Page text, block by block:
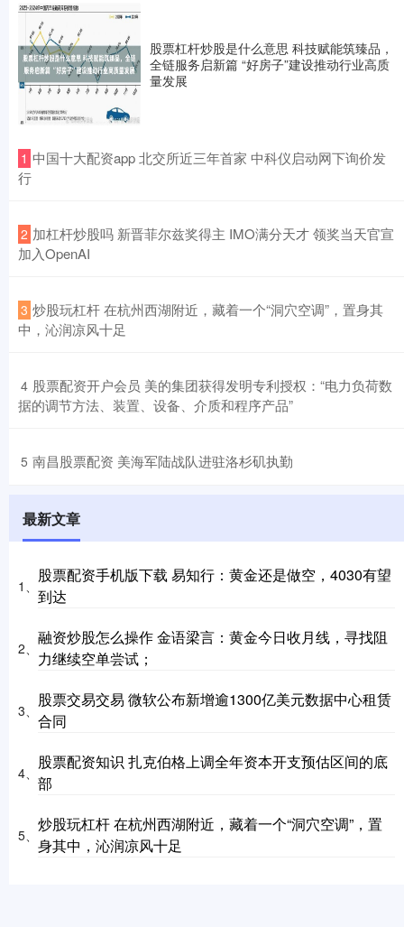
股票杠杆炒股是什么意思 科技赋能筑臻品，
全链服务启新篇 “好房子”建设推动行业高质
量发展
1 ​中国十大配资app 北交所近三年首家 中科仪启动网下询价发
行
2 ​加杠杆炒股吗 新晋菲尔兹奖得主 IMO满分天才 领奖当天官宣
加入OpenAI
3 ​炒股玩杠杆 在杭州西湖附近，藏着一个“洞穴空调”，置身其
中，沁润凉风十足
4 ​股票配资开户会员 美的集团获得发明专利授权：“电力负荷数
据的调节方法、装置、设备、介质和程序产品”
5 ​南昌股票配资 美海军陆战队进驻洛杉矶执勤
最新文章
1、
股票配资手机版下载 易知行：黄金还是做空，4030有望
到达
2、
融资炒股怎么操作 金语梁言：黄金今日收月线，寻找阻
力继续空单尝试；
3、
股票交易交易 微软公布新增逾1300亿美元数据中心租赁
合同
4、
股票配资知识 扎克伯格上调全年资本开支预估区间的底
部
5、
炒股玩杠杆 在杭州西湖附近，藏着一个“洞穴空调”，置
身其中，沁润凉风十足